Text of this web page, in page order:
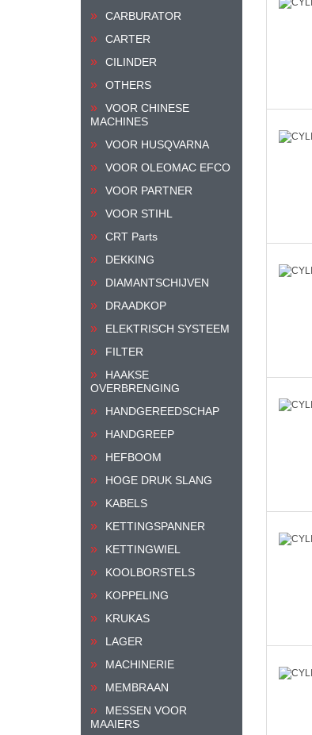
CARBURATOR
CARTER
CILINDER
OTHERS
VOOR CHINESE
MACHINES
VOOR HUSQVARNA
VOOR OLEOMAC EFCO
VOOR PARTNER
VOOR STIHL
CRT Parts
DEKKING
DIAMANTSCHIJVEN
DRAADKOP
ELEKTRISCH SYSTEEM
FILTER
HAAKSE
OVERBRENGING
HANDGEREEDSCHAP
HANDGREEP
HEFBOOM
HOGE DRUK SLANG
KABELS
KETTINGSPANNER
KETTINGWIEL
KOOLBORSTELS
KOPPELING
KRUKAS
LAGER
MACHINERIE
MEMBRAAN
MESSEN VOOR
MAAIERS